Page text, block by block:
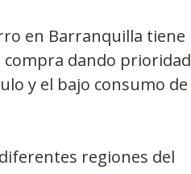
en Barranquilla tiene
compra dando prioridad
y el bajo consumo de
regiones del